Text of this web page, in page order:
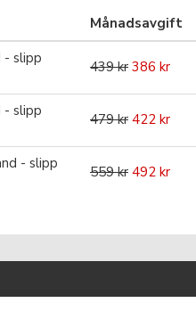
Månadsavgift
- slipp
439 kr 386 kr
- slipp
479 kr 422 kr
- slipp
559 kr 492 kr